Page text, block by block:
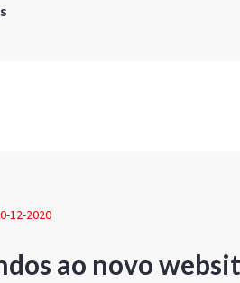
12-2020
ao novo